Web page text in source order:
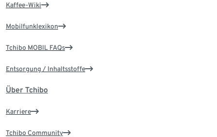
Kaffee-Wiki
Mobilfunklexikon
Tchibo MOBIL FAQs
Entsorgung / Inhaltsstoffe
Über Tchibo
Karriere
Tchibo Community